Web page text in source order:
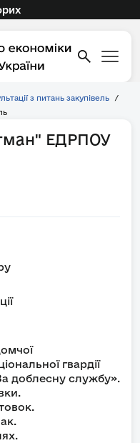
з питань закупівель
/
ЕДРПОУ
гвардії
доблесну службу».